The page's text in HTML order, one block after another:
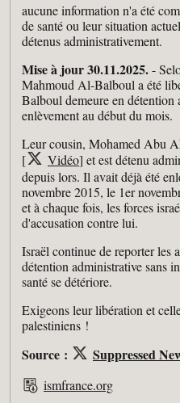
aucune information n'a été
de santé ou leur situation
détenus administrativement.
Mise à jour 30.11.2025.-
Mahmoud Al-Balboul a été
Balboul demeure en détention
enlèvement au début du mois.
Leur cousin, Mohamed Abu
[
Vidéo] et est détenu
depuis lors. Il avait déjà été
novembre 2015, le 1er
et à chaque fois, les forces
d'accusation contre lui.
Israël continue de reporter les
détention administrative sans
santé se détériore.
Exigeons leur libération et
palestiniens !
Source : Suppressed
ismfrance.org